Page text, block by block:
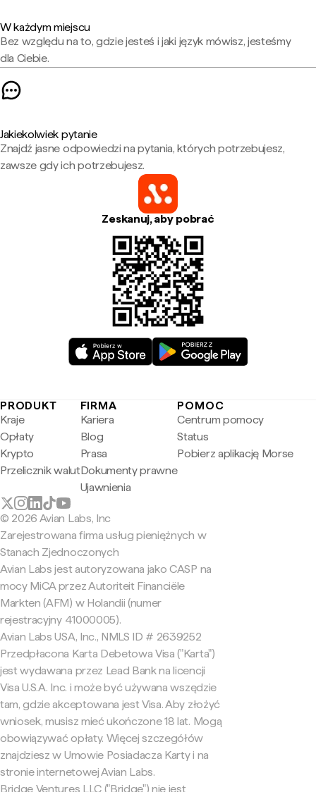
W każdym miejscu
Bez względu na to, gdzie jesteś i jaki język mówisz, jesteśmy
dla Ciebie.
Jakiekolwiek pytanie
Znajdź jasne odpowiedzi na pytania, których potrzebujesz,
zawsze gdy ich potrzebujesz.
Zeskanuj, aby pobrać
PRODUKT
Kraje
Opłaty
Krypto
Przelicznik walut
FIRMA
Kariera
Blog
Prasa
Dokumenty prawne
Ujawnienia
POMOC
Centrum pomocy
Status
Pobierz aplikację Morse
© 2026 Avian Labs, Inc
Zarejestrowana firma usług pieniężnych w
Stanach Zjednoczonych
Avian Labs jest autoryzowana jako CASP na
mocy MiCA przez Autoriteit Financiële
Markten (AFM) w Holandii (numer
rejestracyjny 41000005).
Avian Labs USA, Inc., NMLS ID # 2639252
Przedpłacona Karta Debetowa Visa ("Karta")
jest wydawana przez Lead Bank na licencji
Visa U.S.A. Inc. i może być używana wszędzie
tam, gdzie akceptowana jest Visa. Aby złożyć
wniosek, musisz mieć ukończone 18 lat. Mogą
obowiązywać opłaty. Więcej szczegółów
znajdziesz w Umowie Posiadacza Karty i na
stronie internetowej Avian Labs.
Bridge Ventures LLC ("Bridge") nie jest